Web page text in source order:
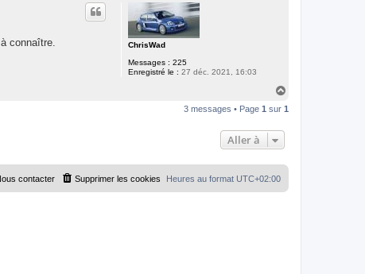
ChrisWad
Messages : 225
Enregistré le : 27 déc. 2021, 16:03
connaître.
u
3 messages • Page 1 sur 1
Aller à
Heures au format UTC+02:00
Supprimer les cookies
contacter